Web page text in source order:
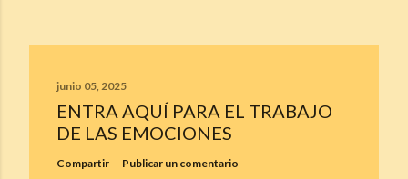
junio 05, 2025
ENTRA AQUÍ PARA EL TRABAJO
DE LAS EMOCIONES
Compartir Publicar un comentario